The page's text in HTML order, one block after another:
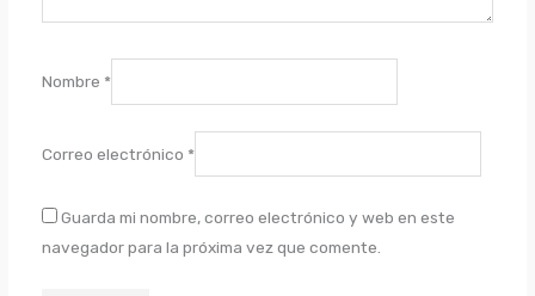
Nombre *
Correo electrónico *
Guarda mi nombre, correo electrónico y web en este
navegador para la próxima vez que comente.